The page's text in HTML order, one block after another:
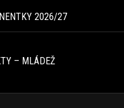
2026/27
– MLÁDEŽ